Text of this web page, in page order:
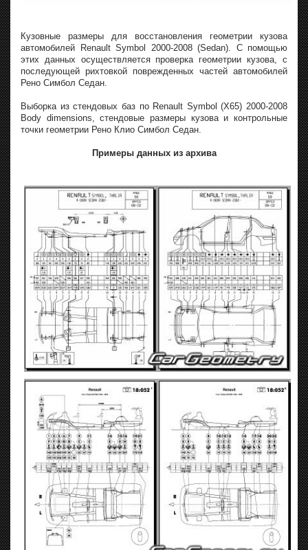
Кузовные размеры для восстановления геометрии кузова
автомобилей Renault Symbol 2000-2008 (Sedan). С помощью
этих данных осуществляется проверка геометрии кузова, с
последующей рихтовкой поврежденных частей автомобилей
Рено Симбол Седан.
Выборка из стендовых баз по Renault Symbol (X65) 2000-2008
Body dimensions, стендовые размеры кузова и контрольные
точки геометрии Рено Клио Симбол Седан.
Примеры данных из архива